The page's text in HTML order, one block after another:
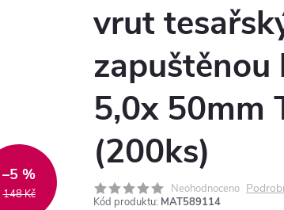
148 Kč
–5 %
vrut
zapuštěnou
5,0x 50mm
(200ks)
Neohodnoceno
Kód produktu: MAT589114